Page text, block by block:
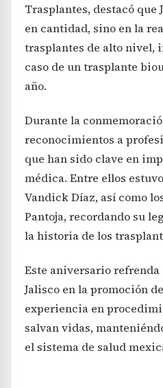
Trasplantes, destacó que
en cantidad, sino en la
trasplantes de alto nivel,
caso de un trasplante
año.
Durante la
reconocimientos a
que han sido clave en
médica. Entre ellos
Vandick Díaz, así como
Pantoja, recordando su
la historia de los
Este aniversario
Jalisco en la promoción
experiencia en
salvan vidas,
el sistema de salud